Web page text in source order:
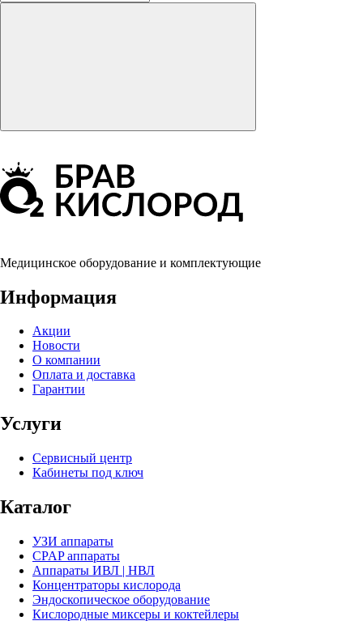
Медицинское оборудование и комплектующие
Информация
Акции
Новости
О компании
Оплата и доставка
Гарантии
Услуги
Сервисный центр
Кабинеты под ключ
Каталог
УЗИ аппараты
CPAP аппараты
Аппараты ИВЛ | НВЛ
Концентраторы кислорода
Эндоскопическое оборудование
Кислородные миксеры и коктейлеры